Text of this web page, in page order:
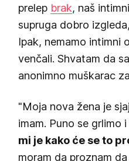
prelep brak, naš
supruga dobro
Ipak, nemamo intimni
venčali. Shvatam da
anonimno muškarac
"Moja nova žena je
imam. Puno se grlimo
mi je kako će se to
moram da proznam